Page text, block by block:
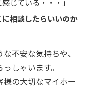
に相談したらいいのか
不安な気持ちや、
しゃいます。
の大切なマイホー